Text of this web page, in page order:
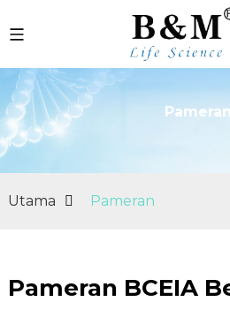
Pameran
Utama Pameran
Pameran BCEIA